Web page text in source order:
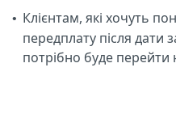
• Клієнтам, які хочуть
передплату після дати
потрібно буде